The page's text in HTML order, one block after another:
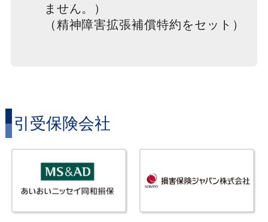
ません。）
（精神障害拡張補償特約をセット）
引受保険会社